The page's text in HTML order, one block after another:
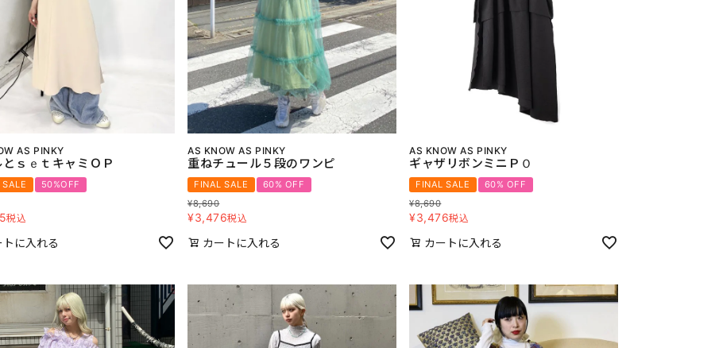
AS PINKY
とｓｅｔキャミＯＰ
50%OFF
税込
トに入れる
AS KNOW AS PINKY
重ねチュール５段のワンピ
FINAL SALE
60% OFF
¥8,690
¥3,476税込
カートに入れる
AS KNOW AS PINKY
ギャザリボンミニＰＯ
FINAL SALE
60% OFF
¥8,690
¥3,476税込
カートに入れる